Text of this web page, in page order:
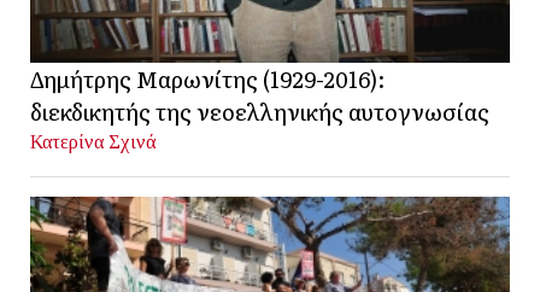
Δημήτρης Μαρωνίτης (1929-2016):
διεκδικητής της νεοελληνικής αυτογνωσίας
Κατερίνα Σχινά